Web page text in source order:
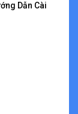
Dẫn Cài